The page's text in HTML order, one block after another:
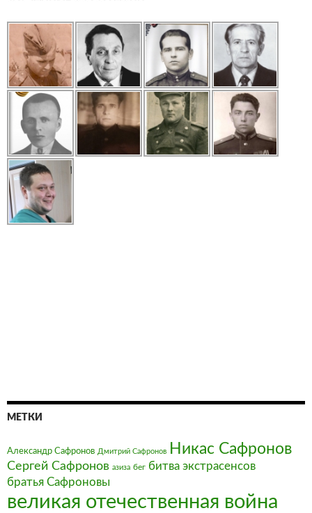
МЕТКИ
Александр Сафронов Дмитрий Сафронов Никас Сафронов
Сергей Сафронов азиза бег битва экстрасенсов
братья Сафроновы
великая отечественная война